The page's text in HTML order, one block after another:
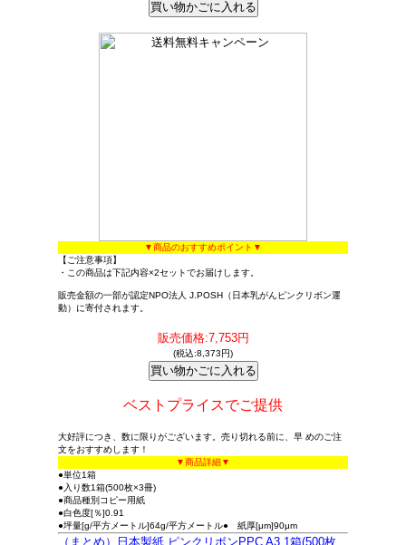
▼商品のおすすめポイント▼
【ご注意事項】
・この商品は下記内容×2セットでお届けします。
販売金額の一部が認定NPO法人 J.POSH（日本乳がんピンクリボン運
動）に寄付されます。
販売価格:7,753円
(税込:8,373円)
ベストプライスでご提供
大好評につき、数に限りがございます。売り切れる前に、早 めのご注
文をおすすめします！
▼商品詳細▼
●単位1箱
●入り数1箱(500枚×3冊)
●商品種別コピー用紙
●白色度[％]0.91
●坪量[g/平方メートル]64g/平方メートル● 紙厚[μm]90μm
（まとめ）日本製紙 ピンクリボンPPC A3 1箱(500枚